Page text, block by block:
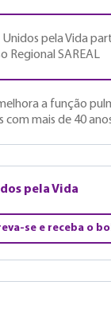
pela Vida
Regional SAREAL
a função
com mais de 40
pela Vida
se e receba o